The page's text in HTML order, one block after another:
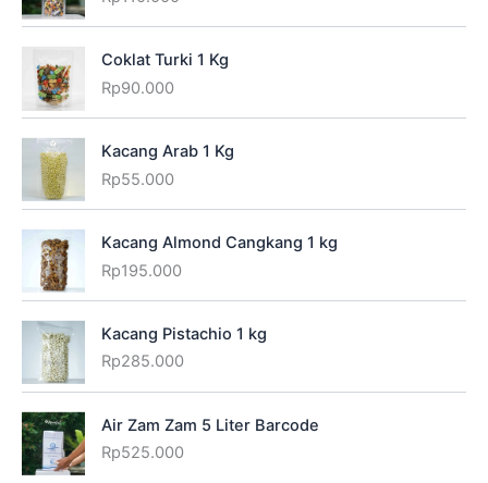
Coklat Turki 1 Kg
Rp90.000
Kacang Arab 1 Kg
Rp55.000
Kacang Almond Cangkang 1 kg
Rp195.000
Kacang Pistachio 1 kg
Rp285.000
Air Zam Zam 5 Liter Barcode
Rp525.000